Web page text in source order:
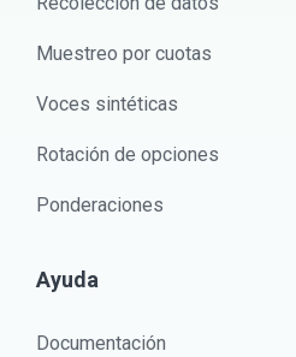
Muestreo por cuotas
Voces sintéticas
Rotación de opciones
Ponderaciones
Ayuda
Documentación